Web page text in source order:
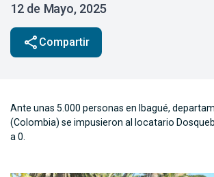
12 de Mayo, 2025
share Compartir
Ante unas 5.000 personas en Ibagué,
(Colombia) se impusieron al locatario
a 0.